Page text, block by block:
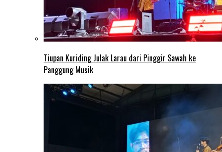
Tiupan Kuriding Julak Larau dari Pinggir Sawah ke
Panggung Musik